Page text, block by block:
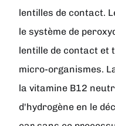
lentilles de contact.
le système de
lentille de contact et
micro-organismes.
la vitamine B12
d'hydrogène en le